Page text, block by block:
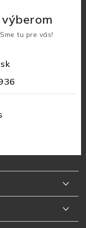
tu pre vás!